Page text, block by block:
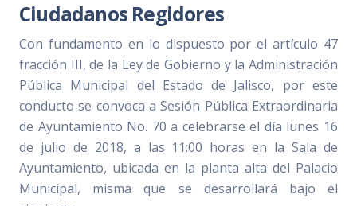
Ciudadanos Regidores
Con fundamento en lo dispuesto por el artículo 47
fracción III, de la Ley de Gobierno y la Administración
Pública Municipal del Estado de Jalisco, por este
conducto se convoca a Sesión Pública Extraordinaria
de Ayuntamiento No. 70 a celebrarse el día lunes 16
de julio de 2018, a las 11:00 horas en la Sala de
Ayuntamiento, ubicada en la planta alta del Palacio
Municipal, misma que se desarrollará bajo el